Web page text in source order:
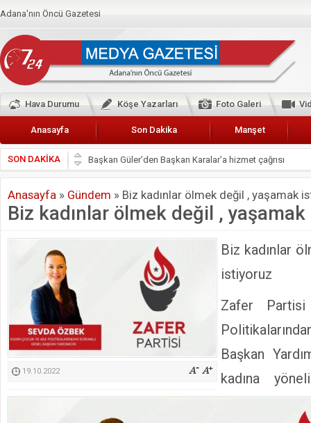
Adana'nın Öncü Gazetesi
Hava Durumu Köşe Yazarları Foto Galeri
Anasayfa Son Dakika Manşet
SON DAKİKA
Başkan Güler’den Başkan Karalar’a hizmet çağrısı
Lokantacılar ve Kebapçılar Esnaf Odası Başkanı Şefik
Hak-İş Abdurrahman Yücel
HDP İL BİNASININ ÖNÜNDE ANNELER TARİH
CEYHAN TİCARET ODASI
Hainler emellerine asla erişemeyecekler
BÖLGEMİZ ÇUKUROVA’DA 2019 YILI PAMUK
İyi Parti Yüreğir İlçe Başkanı Enis Akyürek
Kimyasallardan Koruma Derneği Başkanı Cennet Çelik
Anasayfa » Gündem » Biz kadınlar ölmek değil , yaşamak
Biz kadınlar ölmek değil ,
19.10.2022
Biz kadınlar
istiyoruz
Zafer
Başkan
kadına